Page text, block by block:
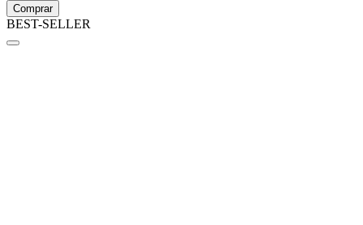
Comprar
BEST-SELLER